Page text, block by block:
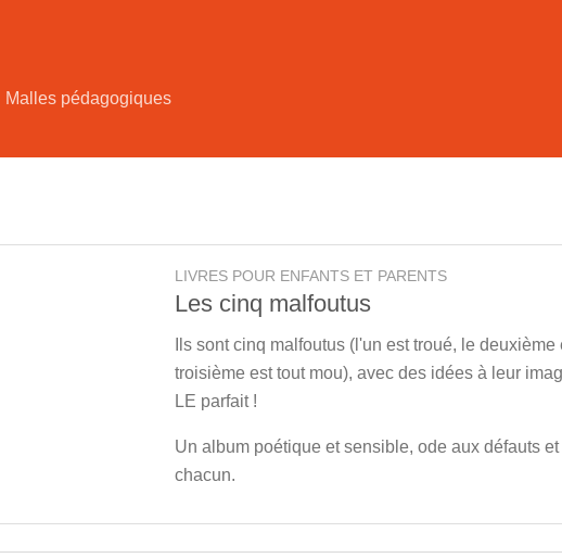
Malles pédagogiques
LIVRES POUR ENFANTS ET PARENTS
Les cinq malfoutus
Ils sont cinq malfoutus (l'un est troué, le
troisième est tout mou), avec des idées à leur
LE parfait !
Un album poétique et sensible, ode aux défauts
chacun.